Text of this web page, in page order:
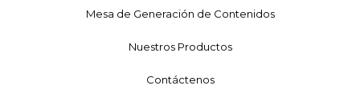
Mesa de Generación de Contenidos
Nuestros Productos
Contáctenos